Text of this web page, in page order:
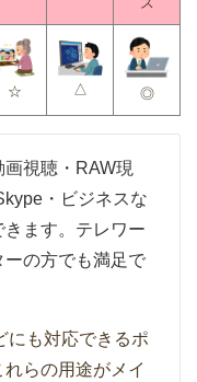
☆ △ ◎
視聴・RAW現
・ビジネスな
ます。テレワー
ーの方でも満足で
にも対応できるポ
らの用途がメイ